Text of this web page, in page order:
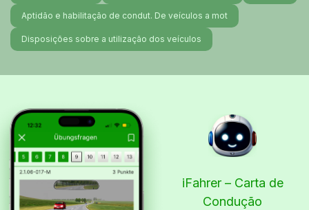
Aptidão e habilitação de condut. De veículos a mot
Disposições sobre a utilização dos veículos
iFahrer – Carta de
Condução